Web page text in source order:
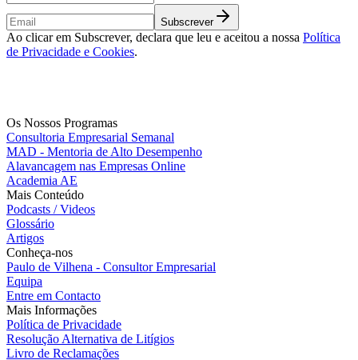
Subscrever
Ao clicar em Subscrever, declara que leu e aceitou a nossa Política
de Privacidade e Cookies.
Os Nossos Programas
Consultoria Empresarial Semanal
MAD - Mentoria de Alto Desempenho
Alavancagem nas Empresas Online
Academia AE
Mais Conteúdo
Podcasts / Videos
Glossário
Artigos
Conheça-nos
Paulo de Vilhena - Consultor Empresarial
Equipa
Entre em Contacto
Mais Informações
Política de Privacidade
Resolução Alternativa de Litígios
Livro de Reclamações